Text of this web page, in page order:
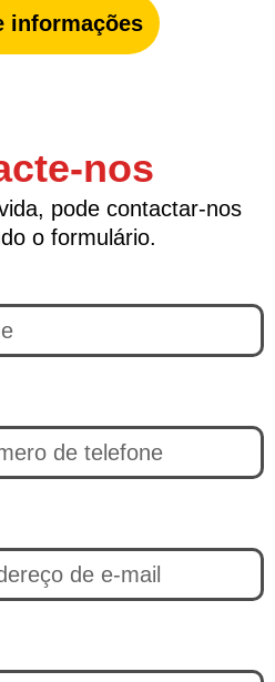
informações
nos
pode contactar-nos
o formulário.